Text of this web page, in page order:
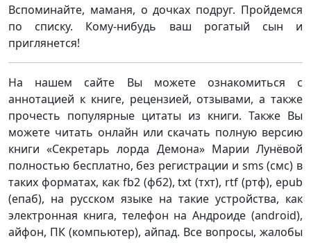
Вспоминайте, маманя, о дочках подруг. Пройдемся
по списку. Кому-нибудь ваш рогатый сын и
приглянется!
На нашем сайте Вы можете ознакомиться с
аннотацией к книге, рецензией, отзывами, а также
прочесть популярные цитаты из книги. Также Вы
можете читать онлайн или скачать полную версию
книги «Секретарь лорда Демона» Марии Лунёвой
полностью бесплатно, без регистрации и sms (смс) в
таких форматах, как fb2 (фб2), txt (тхт), rtf (ртф), epub
(епаб), на русском языке на такие устройства, как
электронная книга, телефон на Андроиде (android),
айфон, ПК (компьютер), айпад. Все вопросы, жалобы